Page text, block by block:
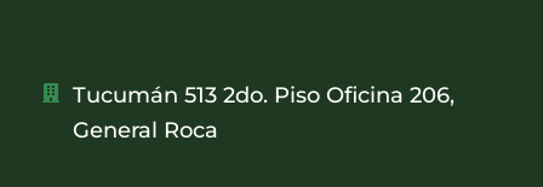
Tucumán 513 2do. Piso Oficina 206,
General Roca